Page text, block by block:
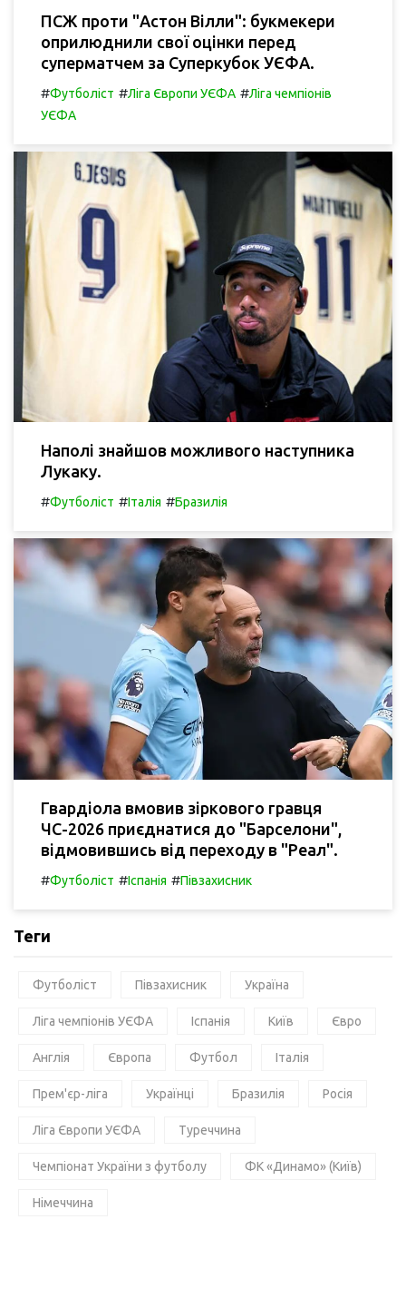
ПСЖ проти "Астон Вілли": букмекери
оприлюднили свої оцінки перед
суперматчем за Суперкубок УЄФА.
#Футболіст #Ліга Європи УЄФА #Ліга чемпіонів
УЄФА
Наполі знайшов можливого наступника
Лукаку.
#Футболіст #Італія #Бразилія
Гвардіола вмовив зіркового гравця
ЧС-2026 приєднатися до "Барселони",
відмовившись від переходу в "Реал".
#Футболіст #Іспанія #Півзахисник
Теги
Футболіст Півзахисник Україна
Ліга чемпіонів УЄФА Іспанія Київ Євро
Англія Європа Футбол Італія
Прем'єр-ліга Українці Бразилія Росія
Ліга Європи УЄФА Туреччина
Чемпіонат України з футболу ФК «Динамо» (Київ)
Німеччина